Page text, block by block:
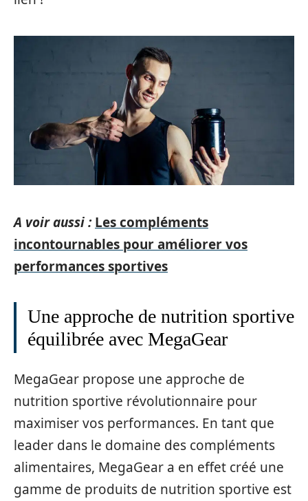
A voir aussi : Les compléments
incontournables pour améliorer vos
performances sportives
Une approche de nutrition sportive
équilibrée avec MegaGear
MegaGear propose une approche de
nutrition sportive révolutionnaire pour
maximiser vos performances. En tant que
leader dans le domaine des compléments
alimentaires, MegaGear a en effet créé une
gamme de produits de nutrition sportive est